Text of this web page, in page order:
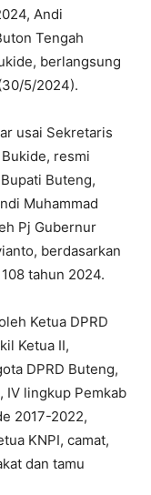
Andi
Tengah
berlangsung
5/2024).
usai Sekretaris
resmi
Buteng,
Muhammad
Pj Gubernur
berdasarkan
tahun 2024.
Ketua DPRD
Ketua II,
DPRD Buteng,
IV lingkup Pemkab
2017-2022,
KNPI, camat,
dan tamu